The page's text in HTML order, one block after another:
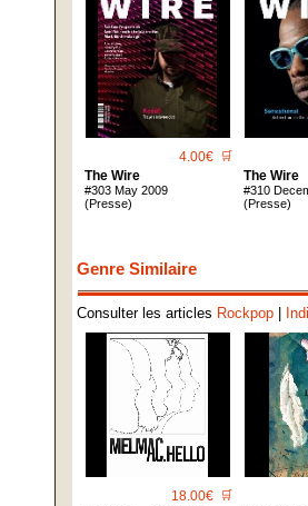
4.00€ 🛒
The Wire
#303 May 2009
(Presse)
The Wire
#310
(Presse)
Genre Similaire
Consulter les articles Rockpop
18.00€ 🛒